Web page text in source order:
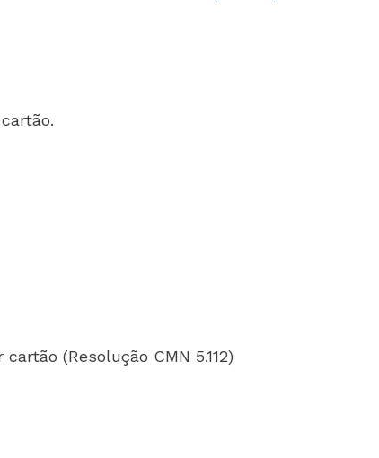
(Resolução CMN 5.112)